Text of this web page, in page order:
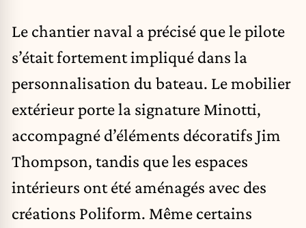
Le chantier naval a précisé que le pilote
s’était fortement impliqué dans la
personnalisation du bateau. Le mobilier
extérieur porte la signature Minotti,
accompagné d’éléments décoratifs Jim
Thompson, tandis que les espaces
intérieurs ont été aménagés avec des
créations Poliform. Même certains